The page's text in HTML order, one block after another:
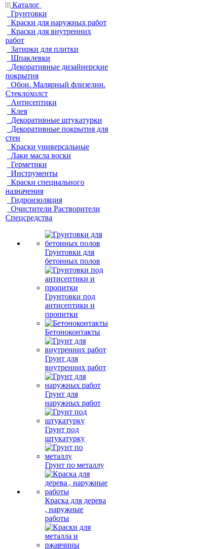
Каталог
Грунтовки
Краски для наружных работ
Краски для внутренних
работ
Затирки для плитки
Шпаклевки
Декоративные дизайнерские
покрытия
Обои. Малярный флизелин.
Стеклохолст
Антисептики
Клея
Декоративные штукатурки
Декоративные покрытия для
стен
Краски универсальные
Лаки масла воски
Герметики
Инструменты
Краски специального
назначения
Гидроизоляция
Очистители Растворители
Спецсредства
Грунтовки для
бетонных полов
Грунтовки под
антисептики и
пропитки
Бетоноконтакты
Грунт для
внутренних работ
Грунт для
наружных работ
Грунт под
штукатурку
Грунт по металлу
Краска для дерева
, наружные
работы